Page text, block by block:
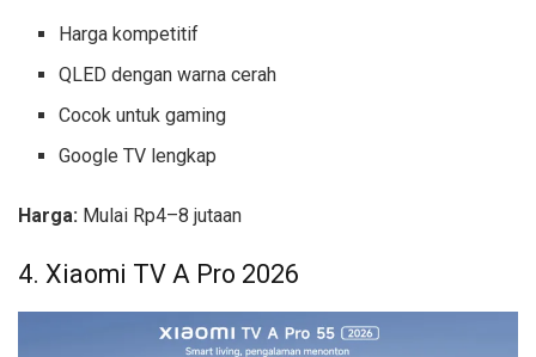
Harga kompetitif
QLED dengan warna cerah
Cocok untuk gaming
Google TV lengkap
Harga: Mulai Rp4–8 jutaan
4. Xiaomi TV A Pro 2026